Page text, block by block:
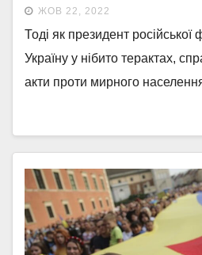
ЖОВ 22, 2022
Тоді як президент російської
Україну у нібито терактах,
акти проти мирного